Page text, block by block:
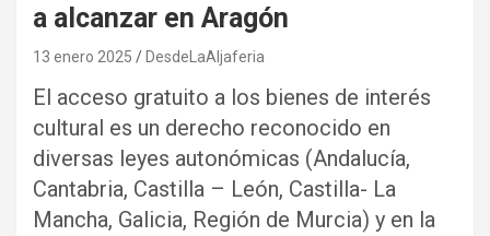
a alcanzar en Aragón
13 enero 2025 DesdeLaAljaferia
El acceso gratuito a los bienes de interés
cultural es un derecho reconocido en
diversas leyes autonómicas (Andalucía,
Cantabria, Castilla – León, Castilla- La
Mancha, Galicia, Región de Murcia) y en la